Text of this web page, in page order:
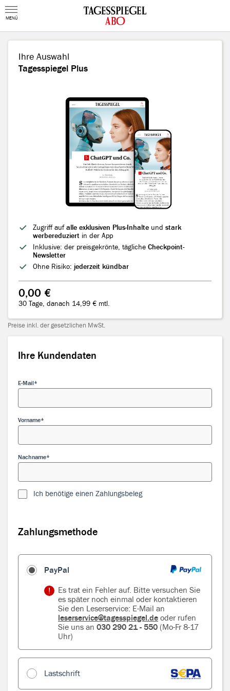
MENÜ
Ihre Auswahl
Tagesspiegel Plus
Zugriff aufalle exklusiven Plus-Inhalte und stark
werbereduziert in der App
Inklusive: der preisgekrönte, tägliche Checkpoint-
Newsletter
Ohne Risiko: jederzeit kündbar
0,00 €
30 Tage, danach 14,99 € mtl.
Preise inkl. der gesetzlichen MwSt.
Ihre Kundendaten
E-Mail
Vorname
Nachname
Ich benötige einen Zahlungsbeleg
Zahlungsmethode
PayPal
Es trat ein Fehler auf. Bitte versuchen Sie
es später noch einmal oder kontaktieren
Sie den Leserservice: E-Mail an
leserservice@tagesspiegel.de oder rufen
Sie uns an 030 290 21 - 550 (Mo-Fr 8-17
Uhr)
Lastschrift